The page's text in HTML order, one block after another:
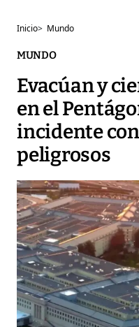
Inicio> Mundo
MUNDO
Evacúan y
en el
incidente
peligrosos